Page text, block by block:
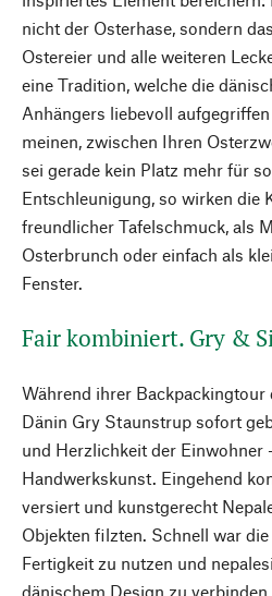
nicht der Osterhase, sondern
Ostereier und alle weiteren
eine Tradition, welche die
Anhängers liebevoll
meinen, zwischen Ihren
sei gerade kein Platz mehr für
Entschleunigung, so wirken die
freundlicher Tafelschmuck, als
Osterbrunch oder einfach als
Fenster.
Fair kombiniert. Gry &
Während ihrer Backpackingtour
Dänin Gry Staunstrup sofort
und Herzlichkeit der Einwohner
Handwerkskunst. Eingehend
versiert und kunstgerecht
Objekten filzten. Schnell war
Fertigkeit zu nutzen und
dänischem Design zu